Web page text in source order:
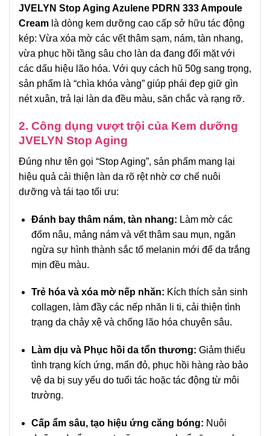
JVELYN Stop Aging Azulene PDRN 333 Ampoule
Cream là dòng kem dưỡng cao cấp sở hữu tác động
kép: Vừa xóa mờ các vết thâm sạm, nám, tàn nhang,
vừa phục hồi tầng sâu cho làn da đang đối mặt với
các dấu hiệu lão hóa. Với quy cách hũ 50g sang trọng,
sản phẩm là “chìa khóa vàng” giúp phái đẹp giữ gìn
nét xuân, trả lại làn da đều màu, săn chắc và rạng rỡ.
2. Công dụng vượt trội của Kem dưỡng
JVELYN Stop Aging
Đúng như tên gọi “Stop Aging”, sản phẩm mang lại
hiệu quả cải thiện làn da rõ rệt nhờ cơ chế nuôi
dưỡng và tái tạo tối ưu:
Đánh bay thâm nám, tàn nhang: Làm mờ các
đốm nâu, mảng nám và vết thâm sau mụn, ngăn
ngừa sự hình thành sắc tố melanin mới để da trắng
mịn đều màu.
Trẻ hóa và xóa mờ nếp nhăn: Kích thích sản sinh
collagen, làm đầy các nếp nhăn li ti, cải thiện tình
trạng da chảy xệ và chống lão hóa chuyên sâu.
Làm dịu và Phục hồi da tổn thương: Giảm thiểu
tình trạng kích ứng, mẩn đỏ, phục hồi hàng rào bảo
vệ da bị suy yếu do tuổi tác hoặc tác động từ môi
trường.
Cấp ẩm sâu, tạo hiệu ứng căng bóng: Nuôi